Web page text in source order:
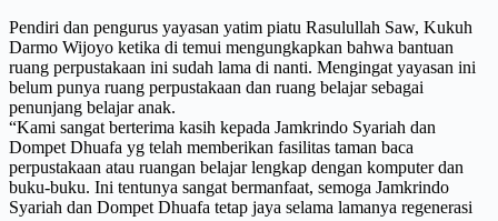
Pendiri dan pengurus yayasan yatim piatu Rasulullah Saw, Kukuh
Darmo Wijoyo ketika di temui mengungkapkan bahwa bantuan
ruang perpustakaan ini sudah lama di nanti. Mengingat yayasan ini
belum punya ruang perpustakaan dan ruang belajar sebagai
penunjang belajar anak.
“Kami sangat berterima kasih kepada Jamkrindo Syariah dan
Dompet Dhuafa yg telah memberikan fasilitas taman baca
perpustakaan atau ruangan belajar lengkap dengan komputer dan
buku-buku. Ini tentunya sangat bermanfaat, semoga Jamkrindo
Syariah dan Dompet Dhuafa tetap jaya selama lamanya regenerasi